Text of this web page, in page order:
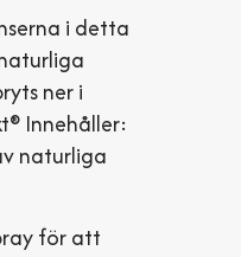
i detta
ner i
Innehåller:
naturliga
för att